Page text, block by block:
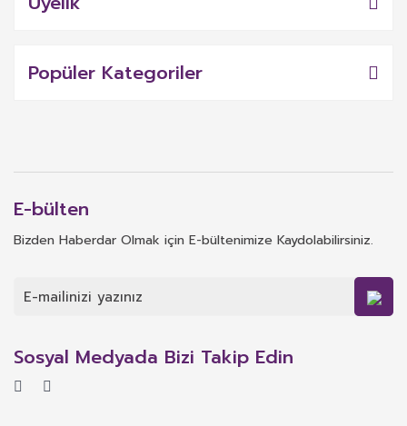
Popüler Kategoriler
E-bülten
Bizden Haberdar Olmak için E-bültenimize Kaydolabilirsiniz.
Sosyal Medyada Bizi Takip Edin